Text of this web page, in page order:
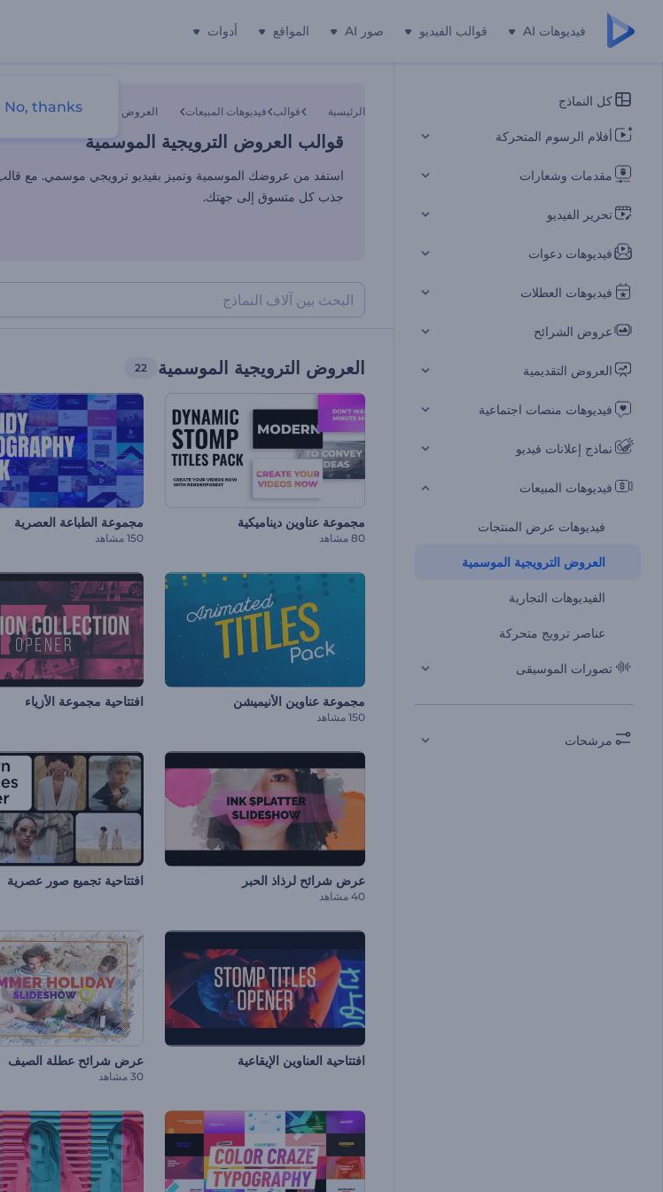
فيديوهات AI قوالب الفيديو صور AI المواقع أدوات
كل النماذج
أفلام الرسوم المتحركة
مقدمات وشعارات
تحرير الفيديو
فيديوهات دعوات
فيديوهات العطلات
عروض الشرائح
العروض التقديمية
فيديوهات منصات اجتماعية
نماذج إعلانات فيديو
فيديوهات المبيعات
فيديوهات عرض المنتجات
العروض الترويجية الموسمية
الفيديوهات التجارية
عناصر ترويج متحركة
تصورات الموسيقى
مرشحات
قوالب العروض الترويجية الموسمية
الرئيسية قوالب فيديوهات المبيعات العروض الترويجية الموسمية
قوالب العروض الترويجية الموسمية
جذب كل متسوق إلى جهتك.
العروض الترويجية الموسمية 22
مجموعة عناوين ديناميكية
80 مشاهد
مجموعة الطباعة العصرية
150 مشاهد
مجموعة عناوين الأنيميشن
150 مشاهد
افتتاحية مجموعة الأزياء
عرض شرائح لرذاذ الحبر
40 مشاهد
افتتاحية تجميع صور عصرية
افتتاحية العناوين الإيقاعية عرض شرائح عطلة الصيف
30 مشاهد
No, thanks